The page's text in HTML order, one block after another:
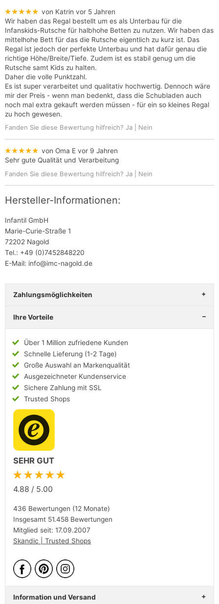
★★★★★ von Katrin vor 5 Jahren
Wir haben das Regal bestellt um es als Unterbau für die
Infanskids-Rutsche für halbhohe Betten zu nutzen. Wir haben das
mittelhohe Bett für das die Rutsche eigentlich zu kurz ist. Das
Regal ist jedoch der perfekte Unterbau und hat dafür genau die
richtige Höhe/Breite/Tiefe. Zudem ist es stabil genug um die
Rutsche samt Kids zu halten.
Daher die volle Punktzahl.
Es ist super verarbeitet und qualitativ hochwertig. Dennoch wäre
mir der Preis - wenn man bedenkt, dass die Schubladen auch
noch mal extra gekauft werden müssen - für ein so kleines Regal
zu hoch gewesen.
Fanden Sie diese Bewertung hilfreich? Ja Nein
★★★★★ von Oma E vor 9 Jahren
Sehr gute Qualität und Verarbeitung
Fanden Sie diese Bewertung hilfreich? Ja Nein
Hersteller-Informationen:
Infantil GmbH
Marie-Curie-Straße 1
72202 Nagold
Tel.: +49 (0)7452848220
E-Mail: info@imc-nagold.de
Zahlungsmöglichkeiten
Ihre Vorteile
Über 1 Million zufriedene Kunden
Schnelle Lieferung (1-2 Tage)
Große Auswahl an Markenqualität
Ausgezeichneter Kundenservice
Sichere Zahlung mit SSL
Trusted Shops
SEHR GUT
★★★★★
4.88 / 5.00
436 Bewertungen (12 Monate)
Insgesamt 51.458 Bewertungen
Mitglied seit: 17.09.2007
Skandic | Trusted Shops
Information und Versand